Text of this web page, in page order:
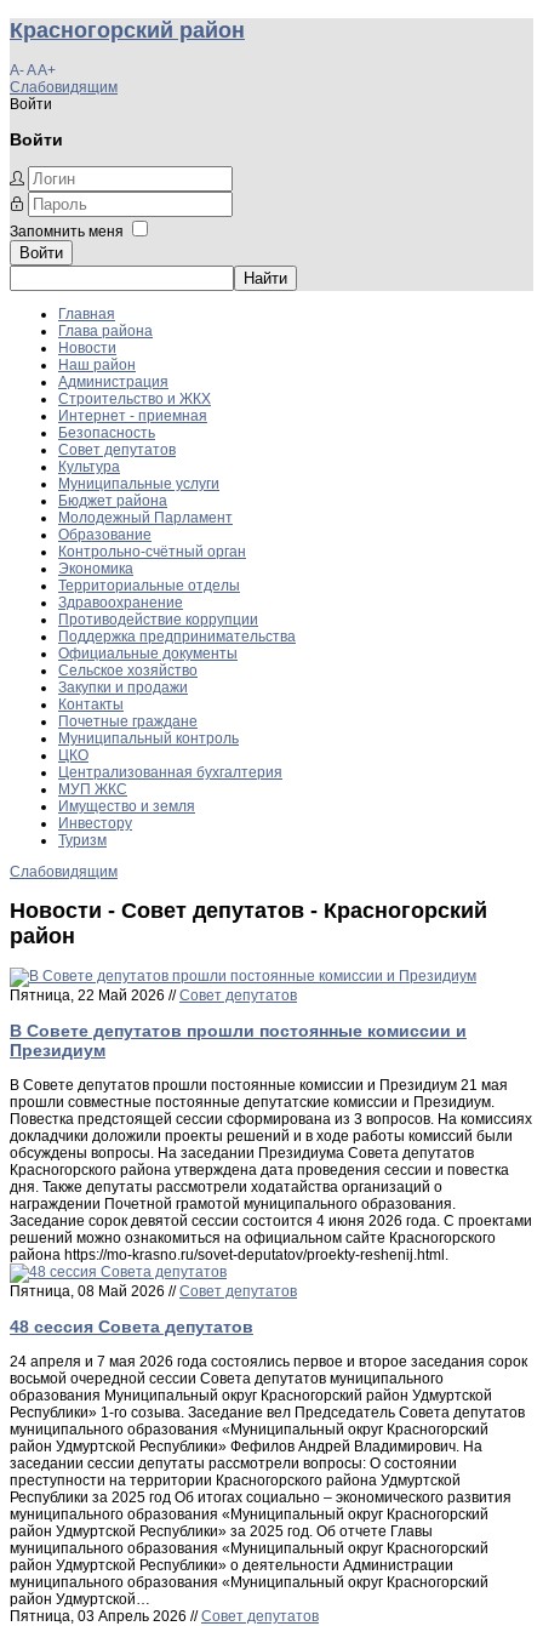
Красногорский район
A-AA+
Слабовидящим
Войти
Войти
Запомнить меня
Войти
Главная
Глава района
Новости
Наш район
Администрация
Строительство и ЖКХ
Интернет - приемная
Безопасность
Совет депутатов
Культура
Муниципальные услуги
Бюджет района
Молодежный Парламент
Образование
Контрольно-счётный орган
Экономика
Территориальные отделы
Здравоохранение
Противодействие коррупции
Поддержка предпринимательства
Официальные документы
Сельское хозяйство
Закупки и продажи
Контакты
Почетные граждане
Муниципальный контроль
ЦКО
Централизованная бухгалтерия
МУП ЖКС
Имущество и земля
Инвестору
Туризм
Слабовидящим
Новости - Совет депутатов - Красногорский
район
Пятница, 22 Май 2026 //Совет депутатов
В Совете депутатов прошли постоянные комиссии и
Президиум
В Совете депутатов прошли постоянные комиссии и Президиум 21 мая
прошли совместные постоянные депутатские комиссии и Президиум.
Повестка предстоящей сессии сформирована из 3 вопросов. На комиссиях
докладчики доложили проекты решений и в ходе работы комиссий были
обсуждены вопросы. На заседании Президиума Совета депутатов
Красногорского района утверждена дата проведения сессии и повестка
дня. Также депутаты рассмотрели ходатайства организаций о
награждении Почетной грамотой муниципального образования.
Заседание сорок девятой сессии состоится 4 июня 2026 года. С проектами
решений можно ознакомиться на официальном сайте Красногорского
района https://mo-krasno.ru/sovet-deputatov/proekty-reshenij.html.
Пятница, 08 Май 2026 //Совет депутатов
48 сессия Совета депутатов
24 апреля и 7 мая 2026 года состоялись первое и второе заседания сорок
восьмой очередной сессии Совета депутатов муниципального
образования Муниципальный округ Красногорский район Удмуртской
Республики» 1-го созыва. Заседание вел Председатель Совета депутатов
муниципального образования «Муниципальный округ Красногорский
район Удмуртской Республики» Фефилов Андрей Владимирович. На
заседании сессии депутаты рассмотрели вопросы: О состоянии
преступности на территории Красногорского района Удмуртской
Республики за 2025 год Об итогах социально – экономического развития
муниципального образования «Муниципальный округ Красногорский
район Удмуртской Республики» за 2025 год. Об отчете Главы
муниципального образования «Муниципальный округ Красногорский
район Удмуртской Республики» о деятельности Администрации
муниципального образования «Муниципальный округ Красногорский
район Удмуртской…
Пятница, 03 Апрель 2026 //Совет депутатов